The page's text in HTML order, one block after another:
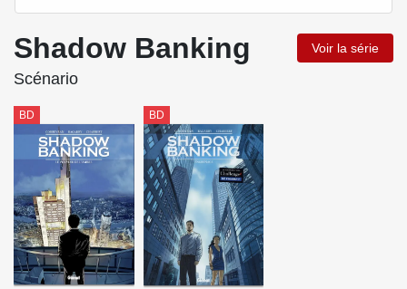
Shadow Banking Voir la série
Scénario
BD BD